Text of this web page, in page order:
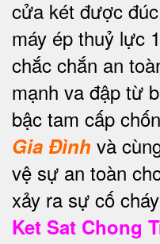
cửa két được
máy ép thuỷ lực
chắc chắn an
mạnh va đập từ
bậc tam cấp
Gia Đình và
vệ sự an toàn
xảy ra sự cố
Ket Sat Chong